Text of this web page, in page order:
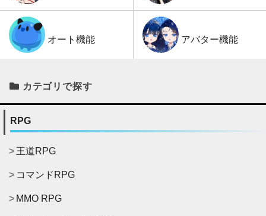
オート機能 アバター機能
カテゴリで探す
RPG
王道RPG
コマンドRPG
MMO RPG